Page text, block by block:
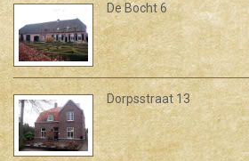
De Bocht 6
Dorpsstraat 13